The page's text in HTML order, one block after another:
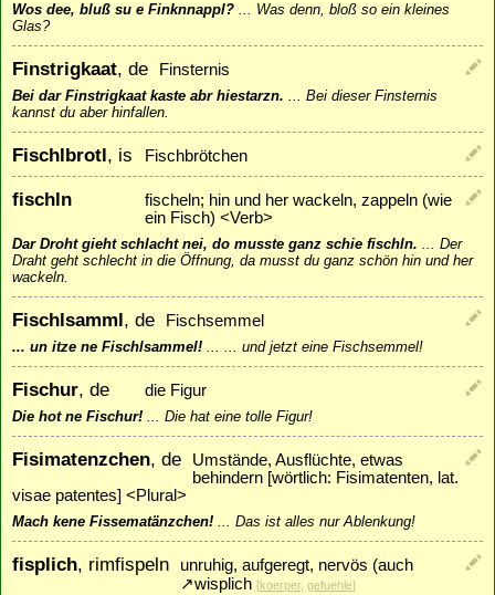
Wos dee, bluß su e Finknnappl? ... Was denn, bloß so ein kleines
Glas?
Finstrigkaat, de Finsternis
Bei dar Finstrigkaat kaste abr hiestarzn. ... Bei dieser Finsternis
kannst du aber hinfallen.
Fischlbrotl, is Fischbrötchen
fischln
fischeln; hin und her wackeln, zappeln (wie
ein Fisch) <Verb>
Dar Droht gieht schlacht nei, do musste ganz schie fischln. ... Der
Draht geht schlecht in die Öffnung, da musst du ganz schön hin und her
wackeln.
Fischlsamml, de Fischsemmel
... un itze ne Fischlsammel! ... ... und jetzt eine Fischsemmel!
Fischur, de die Figur
Die hot ne Fischur! ... Die hat eine tolle Figur!
Fisimatenzchen, de
Umstände, Ausflüchte, etwas
behindern [wörtlich: Fi­si­ma­ten­ten, lat.
visae patentes] <Plural>
Mach kene Fissematänzchen! ... Das ist alles nur Ablenkung!
fisplich, rimfispeln
unruhig, aufgeregt, nervös (auch
↗wisplich [koerper, gefuehle]